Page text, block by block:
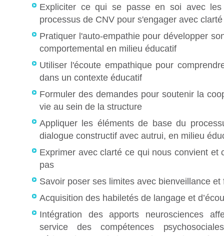
Expliciter ce qui se passe en soi avec
processus de CNV pour s'engager avec
Pratiquer l'auto-empathie pour développer
comportemental en milieu éducatif
Utiliser l'écoute empathique pour
dans un contexte éducatif
Formuler des demandes pour soutenir la
vie au sein de la structure
Appliquer les éléments de base du
dialogue constructif avec autrui, en milieu
Exprimer avec clarté ce qui nous convient et
pas
Savoir poser ses limites avec bienveillance et
Acquisition des habiletés de langage et
Intégration des apports neurosciences
service des compétences